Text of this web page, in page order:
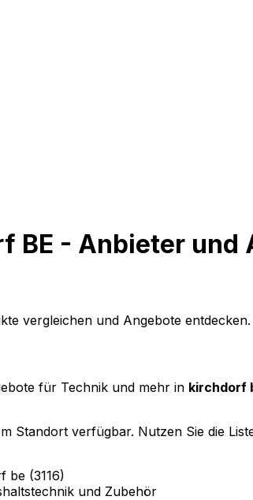
BE - Anbieter und
vergleichen und Angebote entdecken.
für Technik und mehr in kirchdorf
Standort verfügbar. Nutzen Sie die
be (3116)
und Zubehör